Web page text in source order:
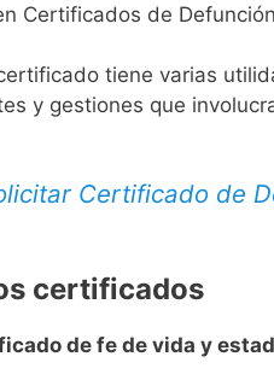
Certificados de
tiene varias
y gestiones que
Certificado de
certificados
de fe de vida y